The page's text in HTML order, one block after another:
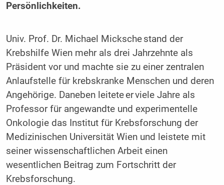
Persönlichkeiten.
Univ. Prof. Dr. Michael Micksche stand der
Krebshilfe Wien mehr als drei Jahrzehnte als
Präsident vor und machte sie zu einer zentralen
Anlaufstelle für krebskranke Menschen und deren
Angehörige. Daneben leitete er viele Jahre als
Professor für angewandte und experimentelle
Onkologie das Institut für Krebsforschung der
Medizinischen Universität Wien und leistete mit
seiner wissenschaftlichen Arbeit einen
wesentlichen Beitrag zum Fortschritt der
Krebsforschung.